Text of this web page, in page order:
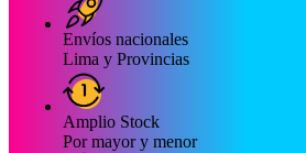
Envíos nacionales
Lima y Provincias
Amplio Stock
Por mayor y menor